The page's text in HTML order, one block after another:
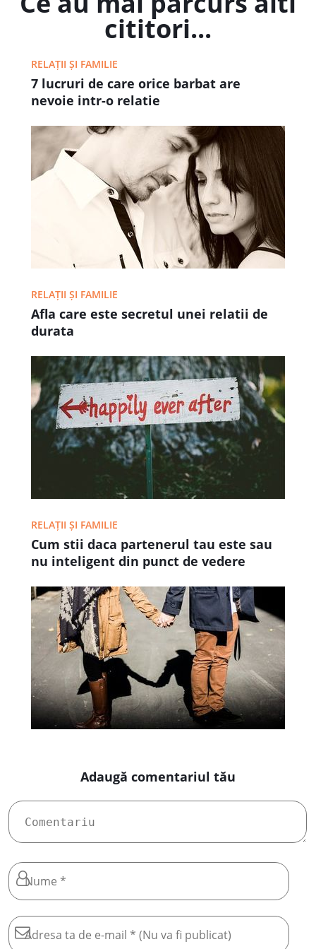
cititori...
RELAȚII ȘI FAMILIE
7 lucruri de care orice barbat are
nevoie intr-o relatie
RELAȚII ȘI FAMILIE
Afla care este secretul unei relatii de
durata
RELAȚII ȘI FAMILIE
Cum stii daca partenerul tau este sau
nu inteligent din punct de vedere
Adaugă comentariul tău